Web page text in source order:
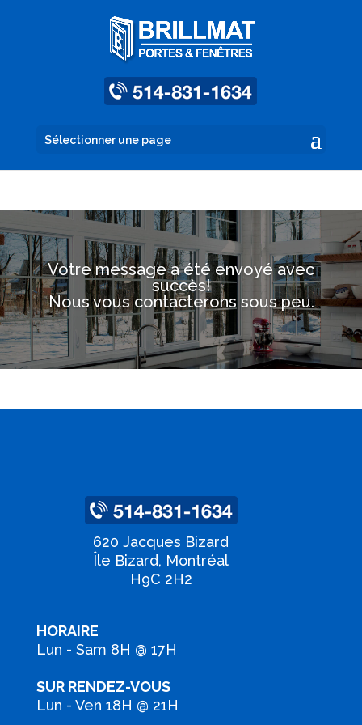
Sélectionner une page
Votre message a été envoyé avec
succès!
Nous vous contacterons sous peu.
620 Jacques Bizard
Île Bizard, Montréal
H9C 2H2
HORAIRE
Lun - Sam 8H @ 17H
SUR RENDEZ-VOUS
Lun - Ven 18H @ 21H